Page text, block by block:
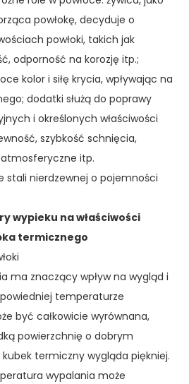
powłokę, decyduje o
powłoki, takich jak
odporność na korozję itp.;
kolor i siłę krycia, wpływając na
dodatki służą do poprawy
i określonych właściwości
szybkość schnięcia,
itp.
wypieku na właściwości
termicznego
ma znaczący wpływ na wygląd i
temperaturze
być całkowicie wyrównana,
powierzchnię o dobrym
​​kubek termiczny wygląda piękniej.
wypalania może